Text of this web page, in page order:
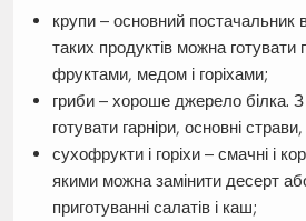
крупи – основний постачальник
таких продуктів можна готувати
фруктами, медом і горіхами;
гриби – хороше джерело білка.
готувати гарніри, основні
сухофрукти і горіхи – смачні і
якими можна замінити десерт
приготуванні салатів і каш;